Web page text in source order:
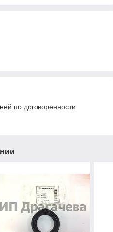
по договоренности